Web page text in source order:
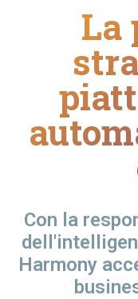
La
Con la
Harmony